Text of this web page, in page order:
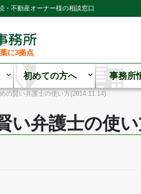
・不動産オーナー様の相談窓口
に3拠点
初めての方へ 事務所
の賢い弁護士の使い方(2014.11.14)
い弁護士の使い